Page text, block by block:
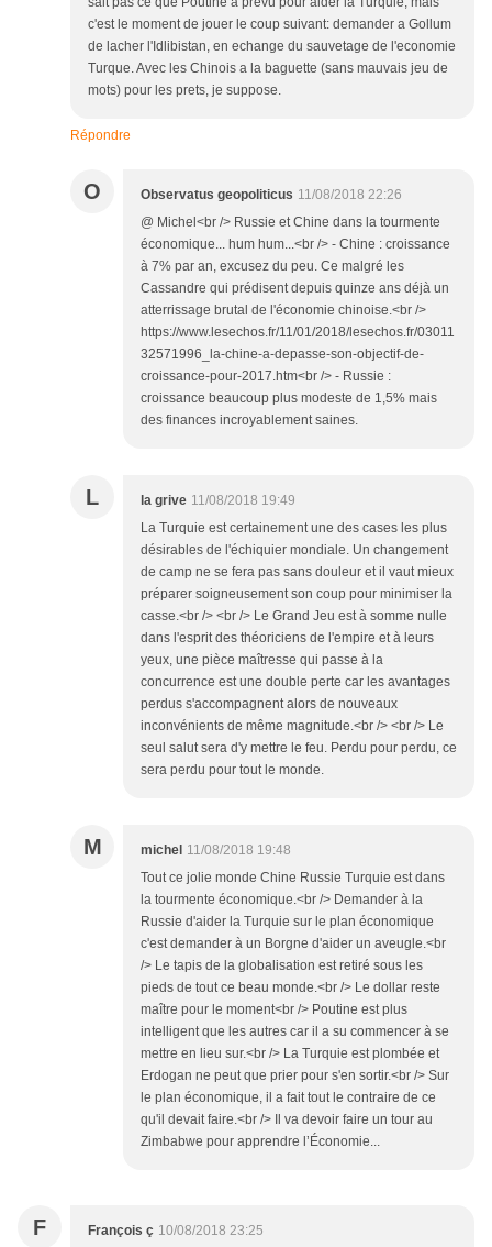
c'est le moment de jouer le coup suivant: demander a Gollum
de lacher l'Idlibistan, en echange du sauvetage de l'economie
Turque. Avec les Chinois a la baguette (sans mauvais jeu de
mots) pour les prets, je suppose.
Répondre
O Observatus geopoliticus 11/08/2018 22:26
@ Michel<br /> Russie et Chine dans la tourmente
économique... hum hum...<br /> - Chine : croissance
à 7% par an, excusez du peu. Ce malgré les
Cassandre qui prédisent depuis quinze ans déjà un
atterrissage brutal de l'économie chinoise.<br />
https://www.lesechos.fr/11/01/2018/lesechos.fr/03011
32571996_la-chine-a-depasse-son-objectif-de-
croissance-pour-2017.htm<br /> - Russie :
croissance beaucoup plus modeste de 1,5% mais
des finances incroyablement saines.
L la grive 11/08/2018 19:49
La Turquie est certainement une des cases les plus
désirables de l'échiquier mondiale. Un changement
de camp ne se fera pas sans douleur et il vaut mieux
préparer soigneusement son coup pour minimiser la
casse.<br /> <br /> Le Grand Jeu est à somme nulle
dans l'esprit des théoriciens de l'empire et à leurs
yeux, une pièce maîtresse qui passe à la
concurrence est une double perte car les avantages
perdus s'accompagnent alors de nouveaux
inconvénients de même magnitude.<br /> <br /> Le
seul salut sera d'y mettre le feu. Perdu pour perdu, ce
sera perdu pour tout le monde.
M michel 11/08/2018 19:48
Tout ce jolie monde Chine Russie Turquie est dans
la tourmente économique.<br /> Demander à la
Russie d'aider la Turquie sur le plan économique
c'est demander à un Borgne d'aider un aveugle.<br
/> Le tapis de la globalisation est retiré sous les
pieds de tout ce beau monde.<br /> Le dollar reste
maître pour le moment<br /> Poutine est plus
intelligent que les autres car il a su commencer à se
mettre en lieu sur.<br /> La Turquie est plombée et
Erdogan ne peut que prier pour s'en sortir.<br /> Sur
le plan économique, il a fait tout le contraire de ce
qu'il devait faire.<br /> Il va devoir faire un tour au
Zimbabwe pour apprendre l’Économie...
F François ç 10/08/2018 23:25